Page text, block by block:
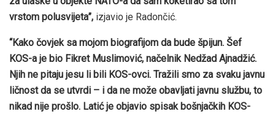
vrstom polusvijeta”, izjavio je Radončić.
“Kako čovjek sa mojom biografijom da bude špijun. Šef
KOS-a je bio Fikret Muslimović, načelnik Nedžad Ajnadžić.
Njih ne pitaju jesu li bili KOS-ovci. Tražili smo za svaku javnu
ličnost da se utvrdi – i da ne može obavljati javnu službu, to
nikad nije prošlo. Latić je objavio spisak bošnjačkih KOS-